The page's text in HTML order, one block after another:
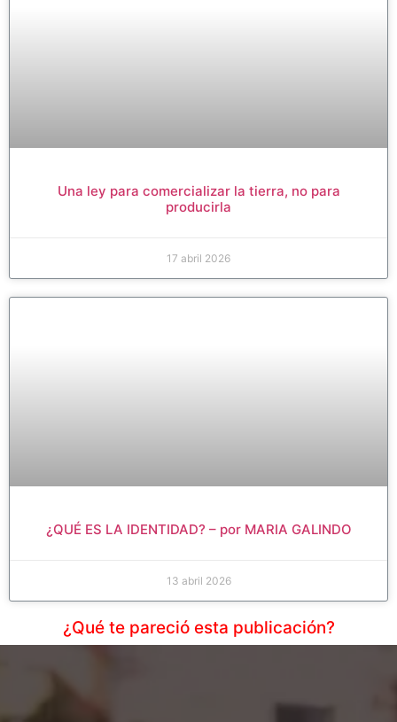
Una ley para comercializar la tierra, no para
producirla
17 abril 2026
¿QUÉ ES LA IDENTIDAD? – por MARIA GALINDO
13 abril 2026
¿Qué te pareció esta publicación?